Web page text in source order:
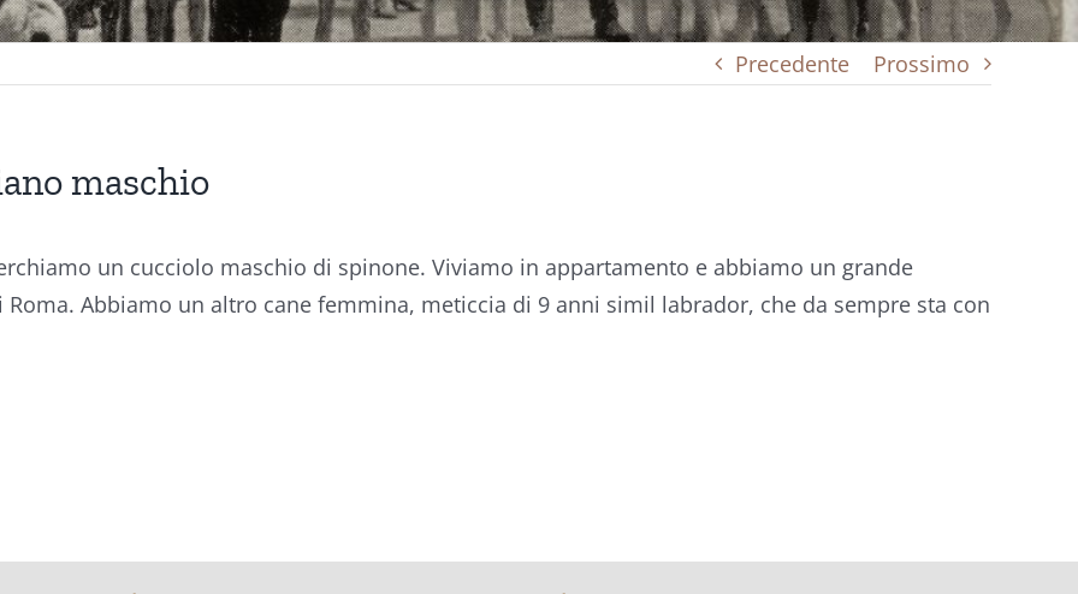
Precedente Prossimo
maschio
un cucciolo maschio di spinone. Viviamo in appartamento e abbiamo un grande
Abbiamo un altro cane femmina, meticcia di 9 anni simil labrador, che da sempre sta con